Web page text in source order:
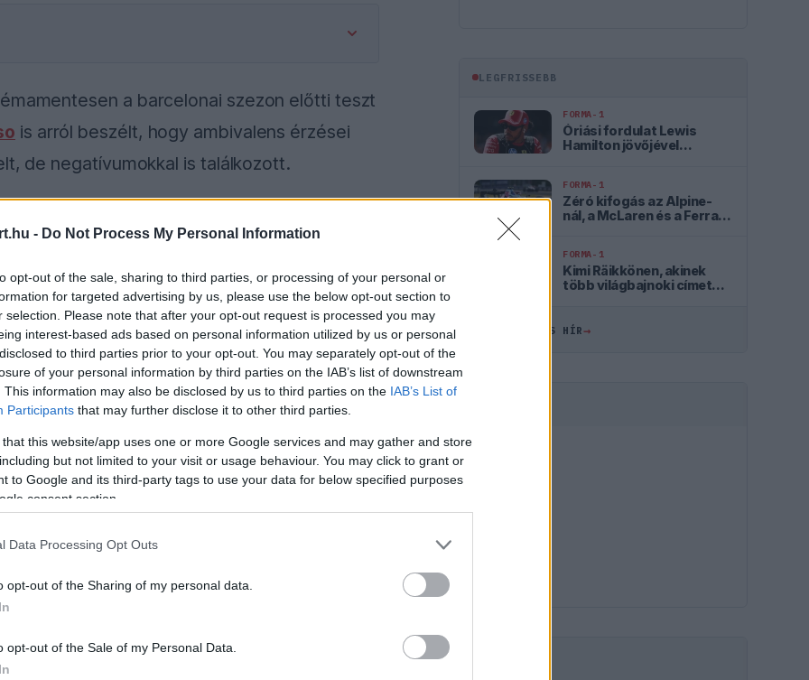
- Do Not Process My Personal Information
opt-out of the sale, sharing to third parties, or processing of your personal or
for targeted advertising by us, please use the below opt-out section to
selection. Please note that after your opt-out request is processed you may
interest-based ads based on personal information utilized by us or personal
to third parties prior to your opt-out. You may separately opt-out of the
of your personal information by third parties on the IAB’s list of downstream
This information may also be disclosed by us to third parties on the IAB’s List of
Participants that may further disclose it to other third parties.
that this website/app uses one or more Google services and may gather and store
but not limited to your visit or usage behaviour. You may click to grant or
to Google and its third-party tags to use your data for below specified purposes
consent section.
Data Processing Opt Outs
opt-out of the Sharing of my personal data.
opt-out of the Sale of my Personal Data.
a barcelonai szezon előtti teszt
is arról beszélt, hogy ambivalens érzései
de negatívumokkal is találkozott.
jó dolgokat mondott a forrás, míg
a véleménye.
the server or network failed or because the
supported.
LEGFRISSEBB
FORMA-1
Óriási fordulat Lewis
Hamilton jövőjével
FORMA-1
Zéró kifogás az Alpine-
nál, a McLaren és a Ferrari
FORMA-1
Kimi Räikkönen, akinek
több világbajnoki címet
ÖSSZES FRISS HÍR→